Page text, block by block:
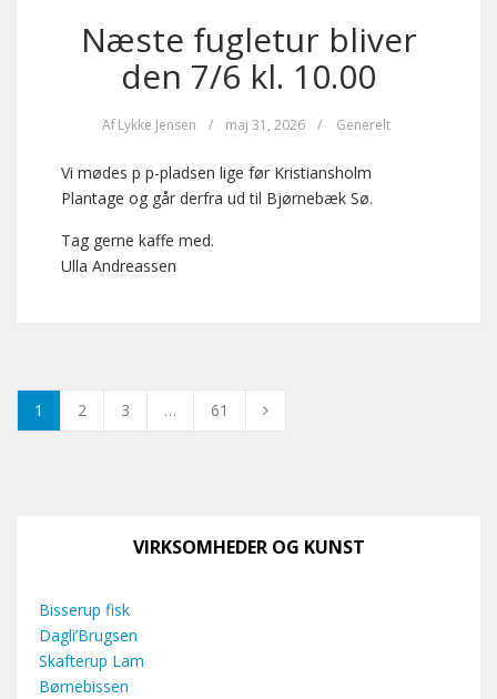
Næste fugletur bliver
den 7/6 kl. 10.00
Af Lykke Jensen / maj 31, 2026 / Generelt
Vi mødes p p-pladsen lige før Kristiansholm
Plantage og går derfra ud til Bjørnebæk Sø.
Tag gerne kaffe med.
Ulla Andreassen
1 2 3 … 61
VIRKSOMHEDER OG KUNST
Bisserup fisk
Dagli’Brugsen
Skafterup Lam
Børnebissen